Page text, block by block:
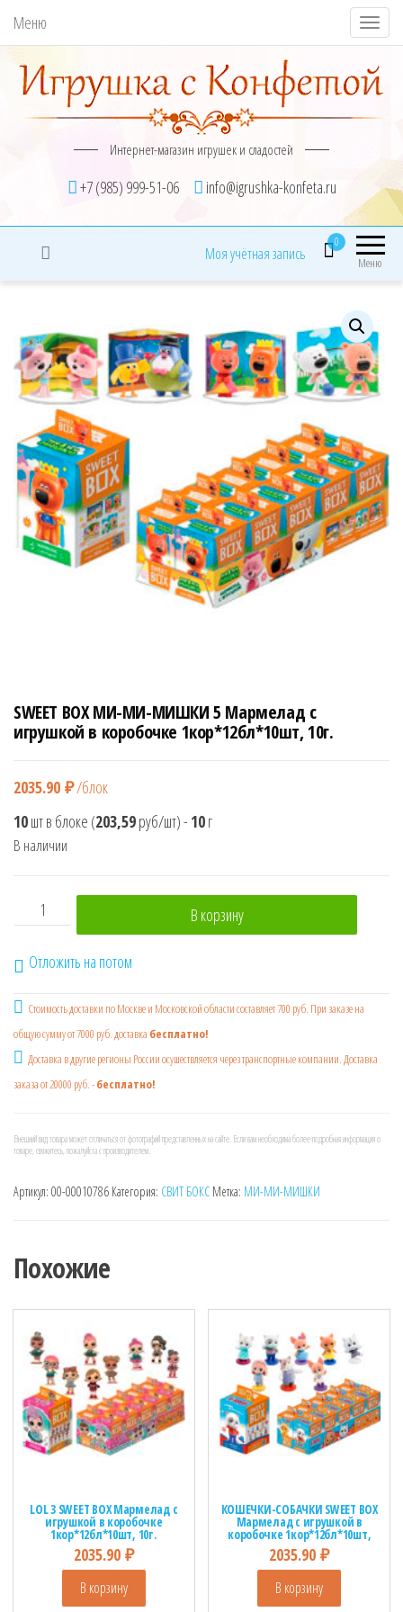
Меню
П
о
к
ь
/
С
ы
т
ь
в
и
г
а
Интернет-магазин игрушек и сладостей
+7 (985) 999-51-06 info@igrushka-konfeta.ru
Меню
0
Моя учётная запись
SWEET BOX МИ-МИ-МИШКИ 5 Мармелад с
игрушкой в коробочке 1кор*12бл*10шт, 10г.
2035.90 ₽/блок
10шт в блоке (203,59руб/шт)- 10г
В наличии
Количество товара SWEET BOX МИ-МИ-МИШКИ 5
В корзину
Отложить на потом
Стоимость доставки по Москве и Московской области составляет 700 руб. При заказе на
общую сумму от 7000 руб. доставка бесплатно!
Доставка в другие регионы России осушествляется через транспортные компании. Доставка
заказа от 20000 руб. -бесплатно!
Внешний вид товара может отличаться от фотографий представленных на сайте. Если вам необходима более подробная информация о
товаре, свяжитесь, пожалуйста с производителем.
Артикул: 00-00010786 Категория: СВИТ БОКС Метка: МИ-МИ-МИШКИ
Похожие
LOL 3 SWEET BOX Мармелад с
игрушкой в коробочке
1кор*12бл*10шт, 10г.
2035.90 ₽
В корзину
КОШЕЧКИ-СОБАЧКИ SWEET BOX
Мармелад с игрушкой в
коробочке 1кор*12бл*10шт,
10г.
2035.90₽
В корзину